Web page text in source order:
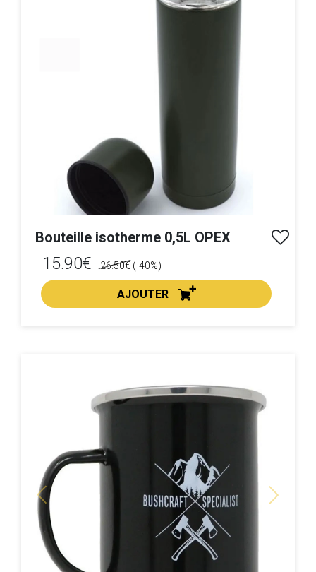
Bouteille isotherme 0,5L OPEX
15.90€ 26.50€ (-40%)
AJOUTER
Previous Next